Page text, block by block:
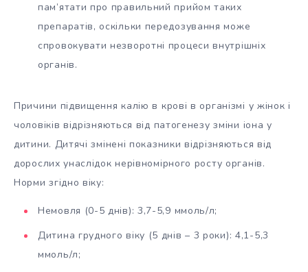
пам’ятати про правильний прийом таких
препаратів, оскільки передозування може
спровокувати незворотні процеси внутрішніх
органів.
Причини підвищення калію в крові в організмі у жінок і
чоловіків відрізняються від патогенезу зміни іона у
дитини. Дитячі змінені показники відрізняються від
дорослих унаслідок нерівномірного росту органів.
Норми згідно віку:
Немовля (0-5 днів): 3,7-5,9 ммоль/л;
Дитина грудного віку (5 днів – 3 роки): 4,1-5,3
ммоль/л;